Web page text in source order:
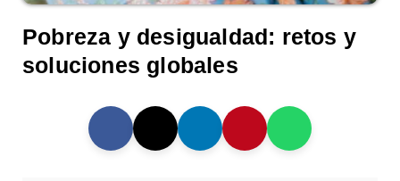
Pobreza y desigualdad: retos y
soluciones globales